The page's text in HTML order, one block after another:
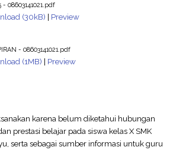
- 08603141021.pdf
(30kB) | Preview
- 08603141021.pdf
(1MB) | Preview
karena belum diketahui hubungan
prestasi belajar pada siswa kelas X SMK
serta sebagai sumber informasi untuk guru